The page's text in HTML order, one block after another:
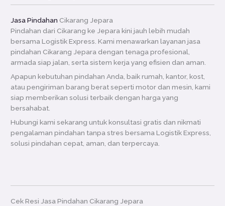
Jasa Pindahan Cikarang Jepara
Pindahan dari Cikarang ke Jepara kini jauh lebih mudah
bersama Logistik Express. Kami menawarkan layanan jasa
pindahan Cikarang Jepara dengan tenaga profesional,
armada siap jalan, serta sistem kerja yang efisien dan aman.
Apapun kebutuhan pindahan Anda, baik rumah, kantor, kost,
atau pengiriman barang berat seperti motor dan mesin, kami
siap memberikan solusi terbaik dengan harga yang
bersahabat.
Hubungi kami sekarang untuk konsultasi gratis dan nikmati
pengalaman pindahan tanpa stres bersama Logistik Express,
solusi pindahan cepat, aman, dan terpercaya.
Cek Resi Jasa Pindahan Cikarang Jepara